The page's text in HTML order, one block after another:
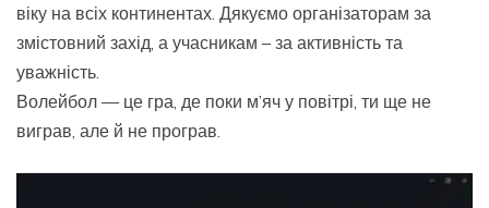
віку на всіх континентах. Дякуємо організаторам за
змістовний захід, а учасникам – за активність та
уважність.
Волейбол — це гра, де поки м’яч у повітрі, ти ще не
виграв, але й не програв.